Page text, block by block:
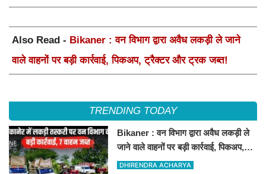
Also Read - Bikaner : वन विभाग द्वारा अवैध लकड़ी ले जाने
वाले वाहनों पर बड़ी कार्रवाई, पिकअप, ट्रैक्टर और ट्रक जब्त!
TRENDING TODAY
Bikaner : वन विभाग द्वारा अवैध लकड़ी ले
जाने वाले वाहनों पर बड़ी कार्रवाई, पिकअप,
ट्रैक्टर और ट्रक जब्त!
DHIRENDRA ACHARYA